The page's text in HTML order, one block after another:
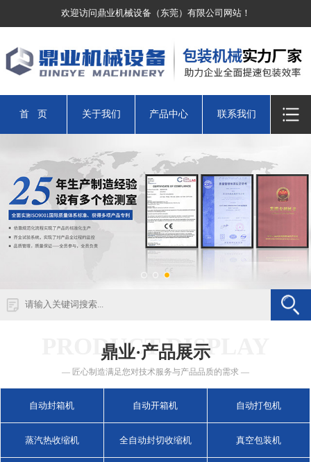
欢迎访问鼎业机械设备（东莞）有限公司网站！
首 页 关于我们 产品中心 联系我们
PRODUCT DISPLAY
鼎业·产品展示
— 匠心制造满足您对技术服务与产品品质的需求 —
自动封箱机 自动开箱机 自动打包机
蒸汽热收缩机 全自动封切收缩机 真空包装机